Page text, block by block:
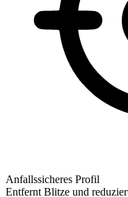
Anfallssicheres Profil
Entfernt Blitze und